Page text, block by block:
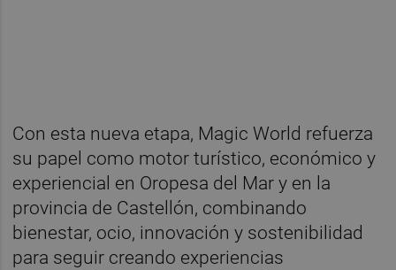
Con esta nueva etapa, Magic World refuerza
su papel como motor turístico, económico y
experiencial en Oropesa del Mar y en la
provincia de Castellón, combinando
bienestar, ocio, innovación y sostenibilidad
para seguir creando experiencias